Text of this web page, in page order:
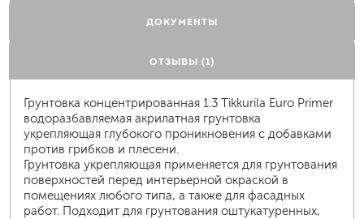
ДОКУМЕНТЫ
ОТЗЫВЫ (1)
Грунтовка концентрированная 1:3 Tikkurila Euro Primer
водоразбавляемая акрилатная грунтовка
укрепляющая глубокого проникновения с добавками
против грибков и плесени.
Грунтовка укрепляющая применяется для грунтования
поверхностей перед интерьерной окраской в
помещениях любого типа, а также для фасадных
работ. Подходит для грунтования оштукатуренных,